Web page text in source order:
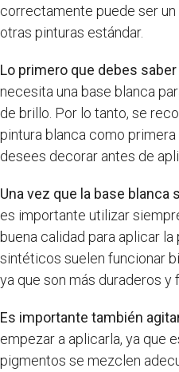
correctamente puede ser
otras pinturas estándar.
Lo primero que debes saber
necesita una base blanca
de brillo. Por lo tanto, se
pintura blanca como
desees decorar antes de
Una vez que la base
es importante utilizar
buena calidad para aplicar
sintéticos suelen funcionar
ya que son más duraderos y
Es importante también
empezar a aplicarla, ya que
pigmentos se mezclen